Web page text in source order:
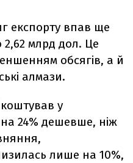
експорту впав ще
млрд дол. Це
обсягів, а й
алмази.
коштував у
24% дешевше, ніж
лише на 10%,